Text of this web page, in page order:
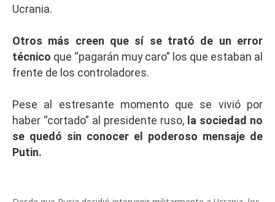
Ucrania.
Otros más creen que sí se trató de un error
técnico que “pagarán muy caro” los que estaban al
frente de los controladores.
Pese al estresante momento que se vivió por
haber “cortado” al presidente ruso, la sociedad no
se quedó sin conocer el poderoso mensaje de
Putin.